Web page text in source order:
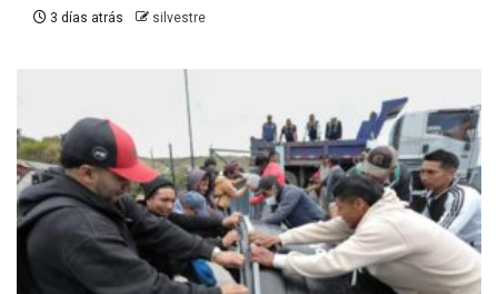
3 días atrás silvestre